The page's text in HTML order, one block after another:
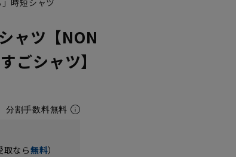
ャツ【NON
ごシャツ】
分割手数料無料
取なら無料）